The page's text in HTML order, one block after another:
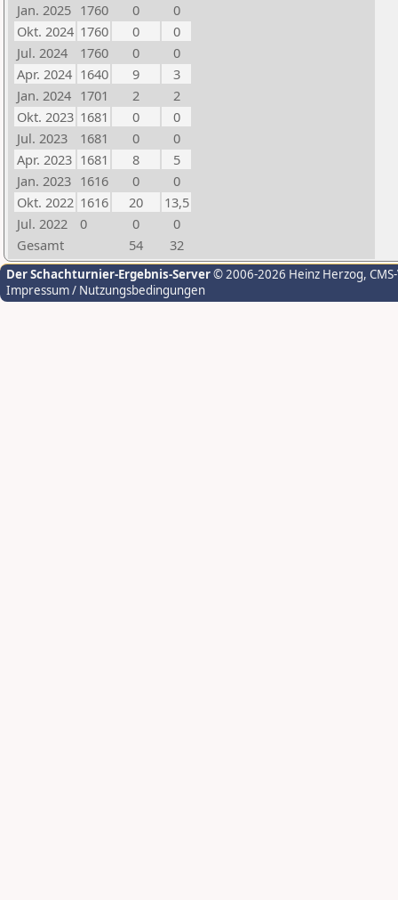
Jan. 2025 1760 0
0
Okt. 2024 1760 0
0
Jul. 2024
1760 0
0
Apr. 2024 1640 9
3
Jan. 2024 1701 2
2
Okt. 2023 1681 0
0
Jul. 2023
1681 0
0
Apr. 2023 1681 8
5
Jan. 2023 1616 0
0
Okt. 2022 1616 20
13,5
Jul. 2022
0 0
0
Gesamt
54 32
Der Schachturnier-Ergebnis-Server© 2006-2026 Heinz Herzog,
Impressum / Nutzungsbedingungen